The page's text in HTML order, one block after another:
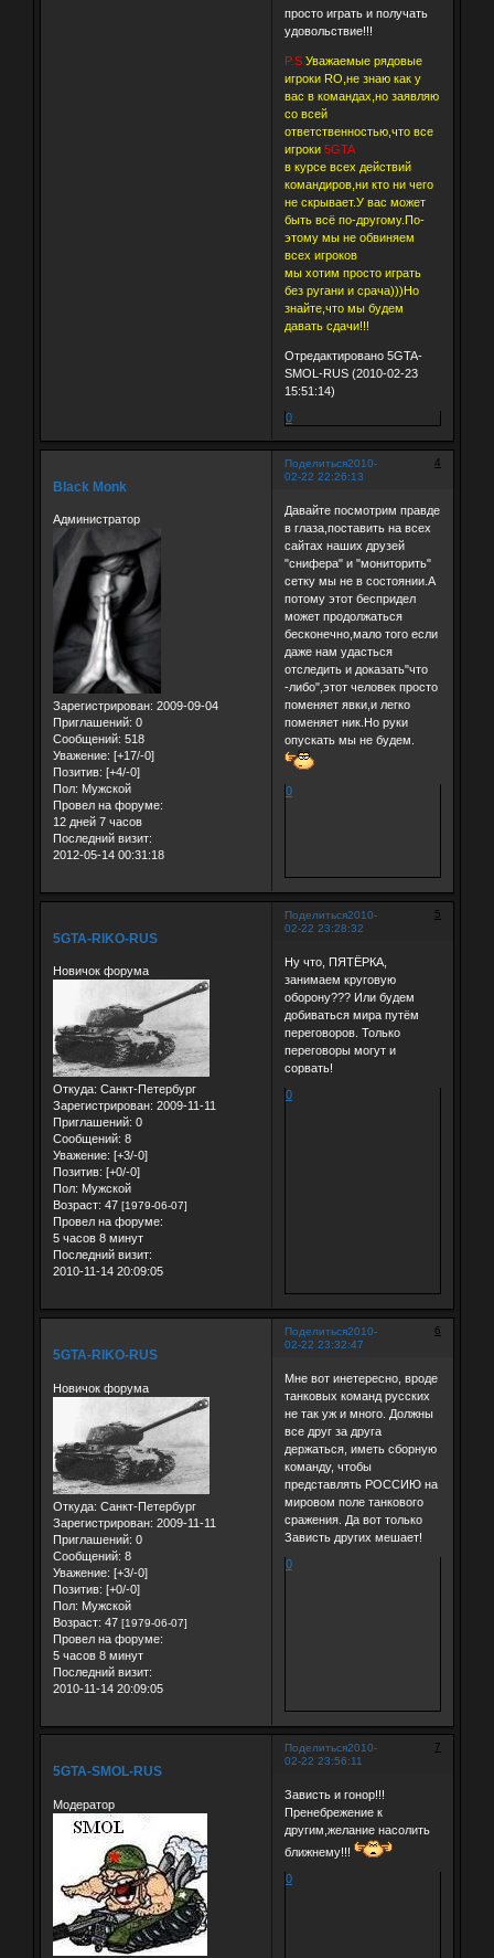
просто играть и получать
удовольствие!!!
P.SУважаемые рядовые
игроки RO,не знаю как у
вас в командах,но заявляю
со всей
ответственностью,что все
игроки5GTA
в курсе всех действий
командиров,ни кто ни чего
не скрывает.У вас может
быть всё по-другому.По-
этому мы не обвиняем
всех игроков
мы хотим просто играть
без ругани и срача)))Но
знайте,что мы будем
давать сдачи!!!
Отредактировано 5GTA-
SMOL-RUS (2010-02-23
15:51:14)
0
Поделиться 4
2010-
02-22 22:26:13
Black Monk
Администратор
Зарегистрирован: 2009-09-04
Приглашений: 0
Сообщений: 518
Уважение: [+17/-0]
Позитив: [+4/-0]
Пол: Мужской
Провел на форуме:
12 дней 7 часов
Последний визит:
2012-05-14 00:31:18
Давайте посмотрим правде
в глаза,поставить на всех
сайтах наших друзей
"снифера" и "мониторить"
сетку мы не в состоянии.А
потому этот беспридел
может продолжаться
бесконечно,мало того если
даже нам удасться
отследить и доказать"что
-либо",этот человек просто
поменяет явки,и легко
поменяет ник.Но руки
опускать мы не будем.
0
Поделиться 5
2010-
02-22 23:28:32
5GTA-RIKO-RUS
Новичок форума
Откуда: Санкт-Петербург
Зарегистрирован: 2009-11-11
Приглашений: 0
Сообщений: 8
Уважение: [+3/-0]
Позитив: [+0/-0]
Пол: Мужской
Возраст: 47 [1979-06-07]
Провел на форуме:
5 часов 8 минут
Последний визит:
2010-11-14 20:09:05
Ну что, ПЯТЁРКА,
занимаем круговую
оборону??? Или будем
добиваться мира путём
переговоров. Только
переговоры могут и
сорвать!
0
Поделиться 6
2010-
02-22 23:32:47
5GTA-RIKO-RUS
Новичок форума
Откуда: Санкт-Петербург
Зарегистрирован: 2009-11-11
Приглашений: 0
Сообщений: 8
Уважение: [+3/-0]
Позитив: [+0/-0]
Пол: Мужской
Возраст: 47 [1979-06-07]
Провел на форуме:
5 часов 8 минут
Последний визит:
2010-11-14 20:09:05
Мне вот инетересно, вроде
танковых команд русских
не так уж и много. Должны
все друг за друга
держаться, иметь сборную
команду, чтобы
представлять РОССИЮ на
мировом поле танкового
сражения. Да вот только
Зависть других мешает!
0
Поделиться 7
2010-
02-22 23:56:11
5GTA-SMOL-RUS
Модератор
Зависть и гонор!!!
Пренебрежение к
другим,желание насолить
ближнему!!!
0